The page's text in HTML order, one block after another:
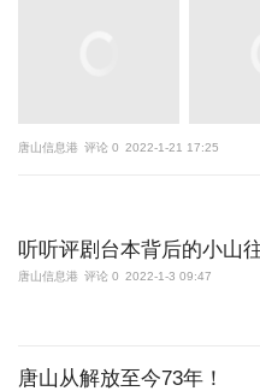
唐山信息港 评论 0 2022-1-21 17:25
听听评剧台本背后的小山
唐山信息港 评论 0 2022-1-3 09:47
唐山从解放至今73年！